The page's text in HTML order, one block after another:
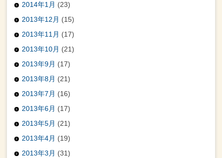
2014年1月 (23)
2013年12月 (15)
2013年11月 (17)
2013年10月 (21)
2013年9月 (17)
2013年8月 (21)
2013年7月 (16)
2013年6月 (17)
2013年5月 (21)
2013年4月 (19)
2013年3月 (31)